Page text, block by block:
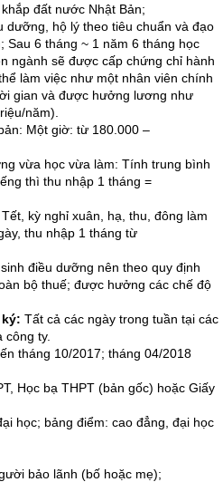
đất nước Nhật Bản;
hộ lý theo tiêu chuẩn và đạo
Sau 6 tháng ~ 1 năm 6 tháng học
ngành sẽ được cấp chứng chỉ hành
làm việc như một nhân viên chính
gian và được hưởng lương như
năm).
Một giờ: từ 180.000 –
vừa học vừa làm: Tính trung bình
thì thu nhập 1 tháng =
nghỉ xuân, hạ, thu, đông làm
thu nhập 1 tháng từ
điều dưỡng nên theo quy định
bộ thuế; được hưởng các chế độ
Tất cả các ngày trong tuần tại các
công ty.
tháng 10/2017; tháng 04/2018
bạ THPT (bản gốc) hoặc Giấy
bảng điểm: cao đẳng, đại học
bảo lãnh (bố hoặc mẹ);